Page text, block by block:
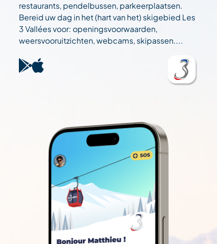
restaurants, pendelbussen, parkeerplaatsen.
Bereid uw dag in het (hart van het) skigebied Les
3 Vallées voor: openingsvoorwaarden,
weersvooruitzichten, webcams, skipassen....